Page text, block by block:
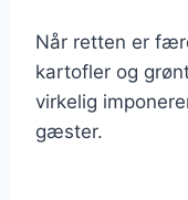
Når retten er
kartofler og
virkelig
gæster.